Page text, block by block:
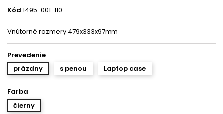
Kód 1495-001-110
Vnútorné rozmery 479x333x97mm
Prevedenie
prázdny
s penou Laptop case
Farba
čierny